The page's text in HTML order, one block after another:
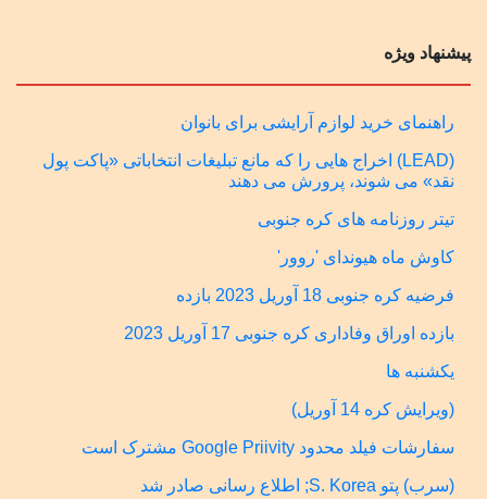
پیشنهاد ویژه
راهنمای خرید لوازم آرایشی برای بانوان
(LEAD) اخراج هایی را که مانع تبلیغات انتخاباتی «پاکت پول
نقد» می شوند، پرورش می دهند
تیتر روزنامه های کره جنوبی
کاوش ماه هیوندای 'روور'
فرضیه کره جنوبی 18 آوریل 2023 بازده
بازده اوراق وفاداری کره جنوبی 17 آوریل 2023
یکشنبه ها
(ویرایش کره 14 آوریل)
سفارشات فیلد محدود Google Priivity مشترک است
(سرب) پتو S. Korea; اطلاع رسانی صادر شد